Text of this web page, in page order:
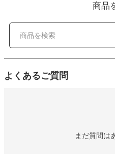
商品
よくあるご質問
まだ質問は